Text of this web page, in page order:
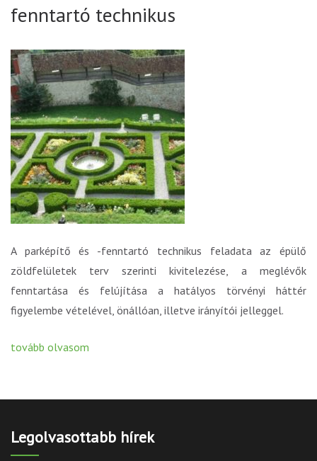
fenntartó technikus
A parképítő és -fenntartó technikus feladata az épülő
zöldfelületek terv szerinti kivitelezése, a meglévők
fenntartása és felújítása a hatályos törvényi háttér
figyelembe vételével, önállóan, illetve irányítói jelleggel.
tovább olvasom
Legolvasottabb hírek